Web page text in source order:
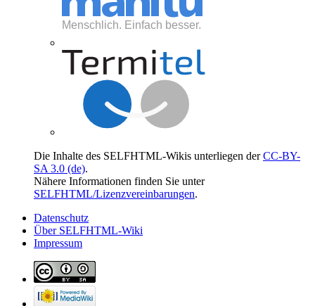
Die Inhalte des SELFHTML-Wikis unterliegen derCC-BY-
SA 3.0 (de).
Nähere Informationen finden Sie unter
SELFHTML/Lizenzvereinbarungen.
Datenschutz
Über SELFHTML-Wiki
Impressum